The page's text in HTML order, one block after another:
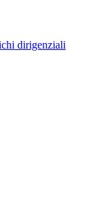
dirigenziali